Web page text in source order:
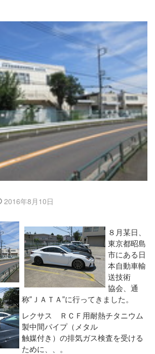
2016年8月10日
８月某日、
東京都昭島
市にある日
本自動車輸
送技術
協会、通
称”ＪＡＴＡ”に行ってきました。
レクサス ＲＣＦ用耐熱チタニウム
製中間パイプ（メタル
触媒付き）の排気ガス検査を受ける
ために、、。